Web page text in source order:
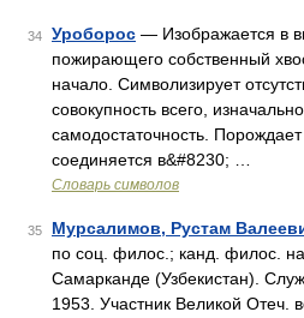
34 Уроборос — Изображается в
пожирающего собственный
начало. Символизирует
совокупность всего,
самодостаточность.
соединяется в&#8230; …
Словарь символов
35 Мурсалимов, Рустам
по соц. филос.; канд. филос.
Самарканде (Узбекистан).
1953. Участник Великой Отеч.